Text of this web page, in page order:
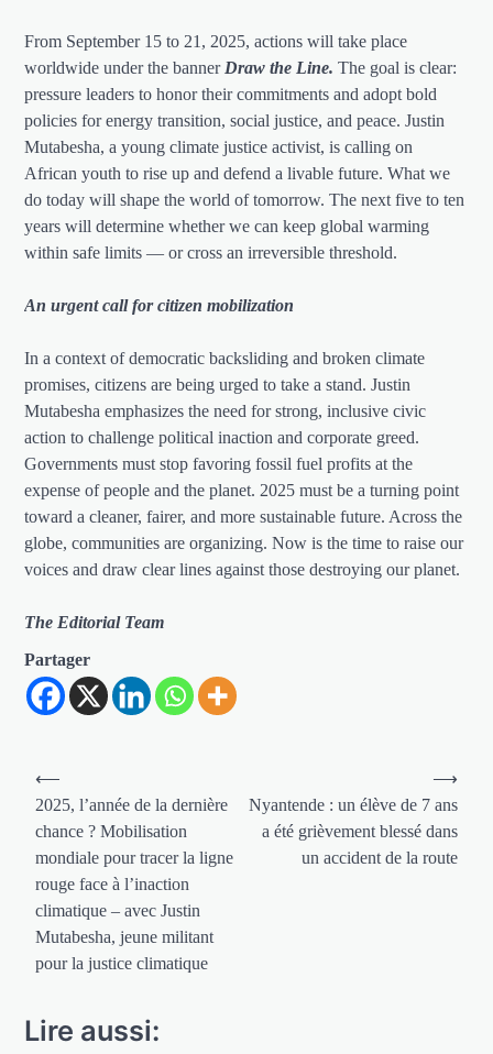
From September 15 to 21, 2025, actions will take place
worldwide under the banner Draw the Line. The goal is clear:
pressure leaders to honor their commitments and adopt bold
policies for energy transition, social justice, and peace. Justin
Mutabesha, a young climate justice activist, is calling on
African youth to rise up and defend a livable future. What we
do today will shape the world of tomorrow. The next five to ten
years will determine whether we can keep global warming
within safe limits — or cross an irreversible threshold.
An urgent call for citizen mobilization
In a context of democratic backsliding and broken climate
promises, citizens are being urged to take a stand. Justin
Mutabesha emphasizes the need for strong, inclusive civic
action to challenge political inaction and corporate greed.
Governments must stop favoring fossil fuel profits at the
expense of people and the planet. 2025 must be a turning point
toward a cleaner, fairer, and more sustainable future. Across the
globe, communities are organizing. Now is the time to raise our
voices and draw clear lines against those destroying our planet.
The Editorial Team
Partager
Navigation
de
l’article
⟵
2025, l’année de la dernière
chance ? Mobilisation
mondiale pour tracer la ligne
rouge face à l’inaction
climatique – avec Justin
Mutabesha, jeune militant
pour la justice climatique
Nyantende : un élève de 7 ans
a été grièvement blessé dans
un accident de la route
⟶
Lire aussi: